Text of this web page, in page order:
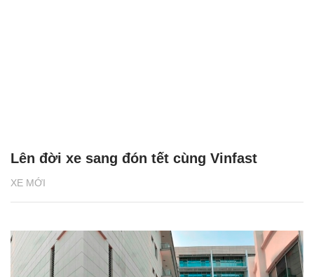
XE MỚI
Lên đời xe sang đón tết cùng Vinfast